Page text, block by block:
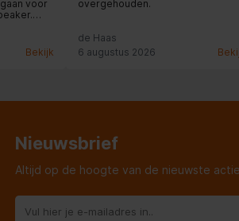
voor
dan heb
waard.
Bekijk
overgehouden.
de Haas
6 augustus 2026
Nieuwsbrief
Altijd op de hoogte van de nieuwste